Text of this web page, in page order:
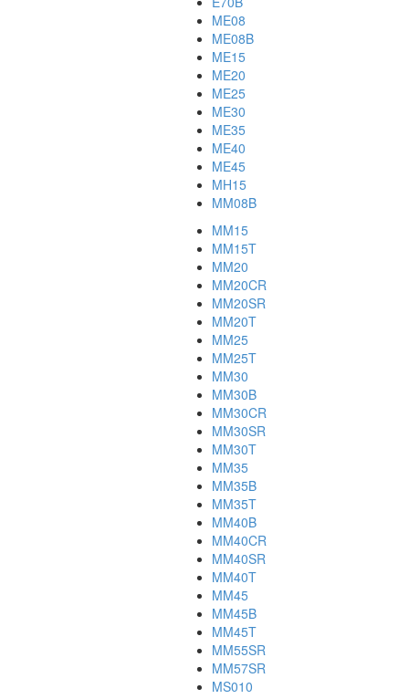
ME08
ME08B
ME15
ME20
ME25
ME30
ME35
ME40
ME45
MH15
MM08B
MM15
MM15T
MM20
MM20CR
MM20SR
MM20T
MM25
MM25T
MM30
MM30B
MM30CR
MM30SR
MM30T
MM35
MM35B
MM35T
MM40B
MM40CR
MM40SR
MM40T
MM45
MM45B
MM45T
MM55SR
MM57SR
MS010